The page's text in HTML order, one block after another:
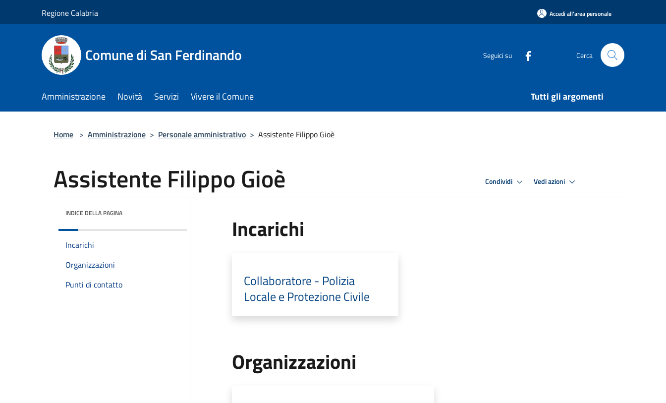
Regione Calabria Accedi all'area personale
Comune di San Ferdinando Seguici su Cerca
Amministrazione Novità Servizi Vivere il Comune Tutti gli argomenti
Home > Amministrazione > Personale amministrativo > Assistente Filippo Gioè
Assistente Filippo Gioè Condividi Vedi azioni
INDICE DELLA PAGINA
Incarichi
Organizzazioni
Punti di contatto
Incarichi
Collaboratore - Polizia
Locale e Protezione Civile
Organizzazioni